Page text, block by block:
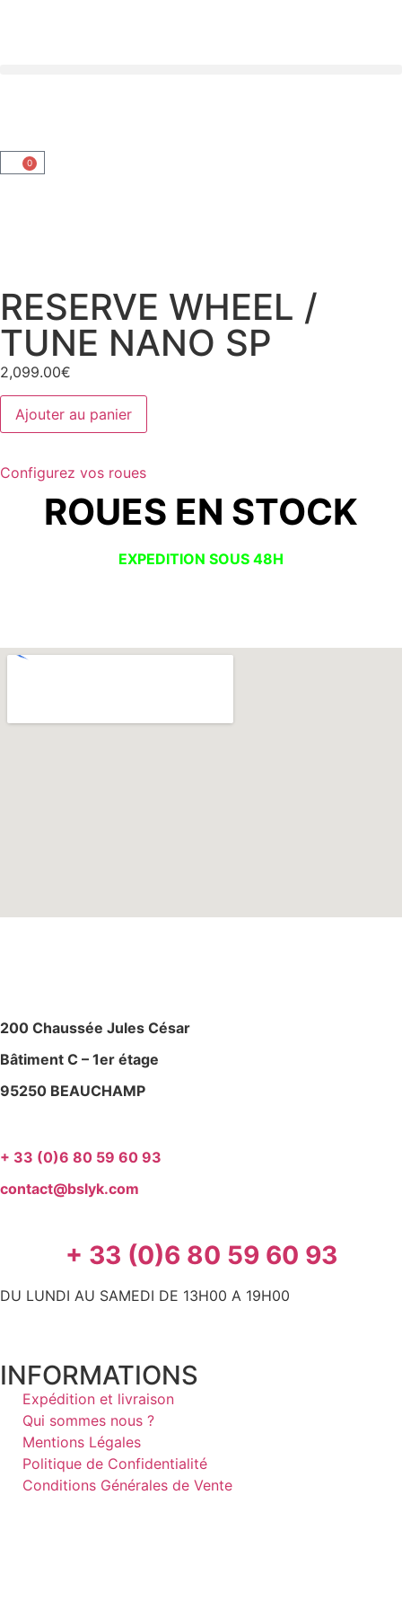
0
RESERVE WHEEL /
TUNE NANO SP
2,099.00€
Ajouter au panier
Configurez vos roues
ROUES EN STOCK
EXPEDITION SOUS 48H
200 Chaussée Jules César
Bâtiment C – 1er étage
95250 BEAUCHAMP
+ 33 (0)6 80 59 60 93
contact@bslyk.com
+ 33 (0)6 80 59 60 93
DU LUNDI AU SAMEDI DE 13H00 A 19H00
INFORMATIONS
Expédition et livraison
Qui sommes nous ?
Mentions Légales
Politique de Confidentialité
Conditions Générales de Vente